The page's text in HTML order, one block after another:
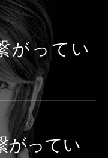
がってい
がってい